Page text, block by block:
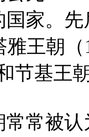
家。
雅王朝
节基王
被认